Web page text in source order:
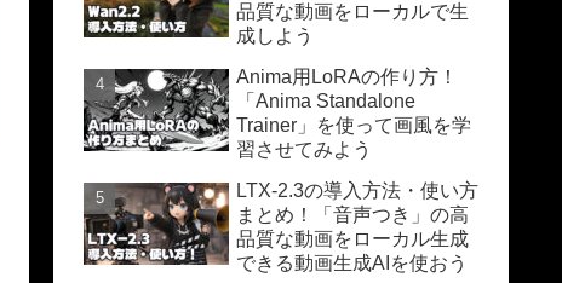
品質な動画をローカルで生
成しよう
Anima用LoRAの作り方！
「Anima Standalone
Trainer」を使って画風を学
習させてみよう
LTX-2.3の導入方法・使い方
まとめ！「音声つき」の高
品質な動画をローカル生成
できる動画生成AIを使おう